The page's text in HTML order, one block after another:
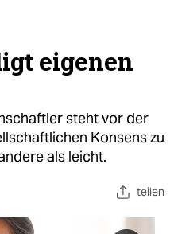
eigenen
steht vor der
Konsens zu
als leicht.
teilen